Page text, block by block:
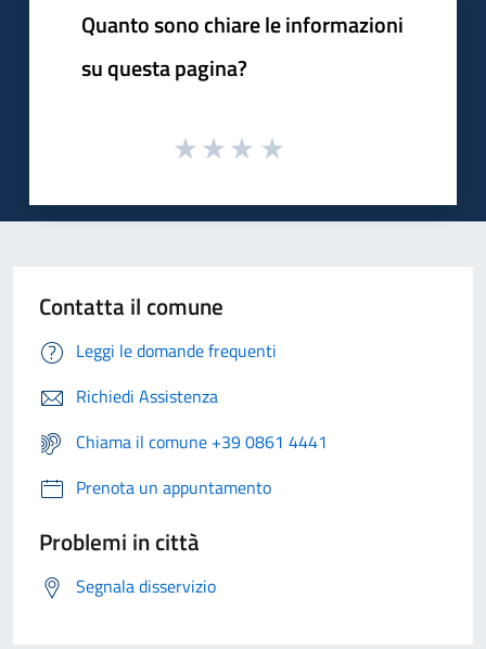
Quanto sono chiare le informazioni
su questa pagina?
Contatta il comune
Leggi le domande frequenti
Richiedi Assistenza
Chiama il comune +39 0861 4441
Prenota un appuntamento
Problemi in città
Segnala disservizio